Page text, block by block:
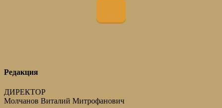
Редакция
ДИРЕКТОР
Молчанов Виталий Митрофанович